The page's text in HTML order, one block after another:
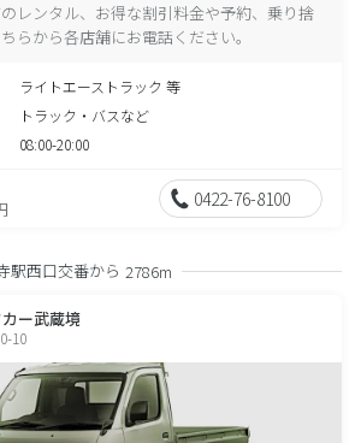
レンタル、お得な割引料金や予約、乗り捨
らから各店舗にお電話ください。
ライトエーストラック 等
トラック・バスなど
08:00-20:00
0422-76-8100
駅西口交番から 2786m
ー武蔵境
10